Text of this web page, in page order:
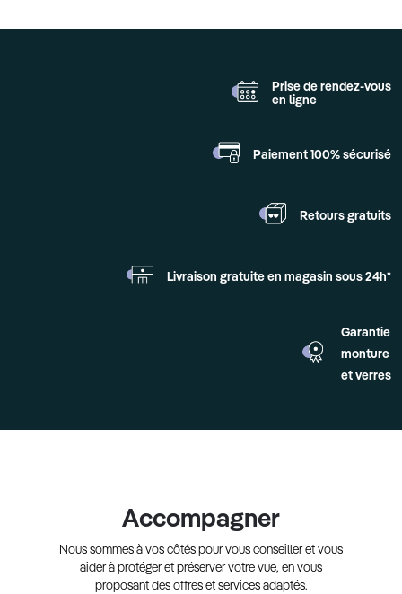
Prise de rendez-vous
en ligne
Paiement 100% sécurisé
Retours gratuits
Livraison gratuite en magasin sous 24h*
Garantie
monture
et verres
Accompagner
Nous sommes à vos côtés pour vous conseiller et vous
aider à protéger et préserver votre vue, en vous
proposant des offres et services adaptés.